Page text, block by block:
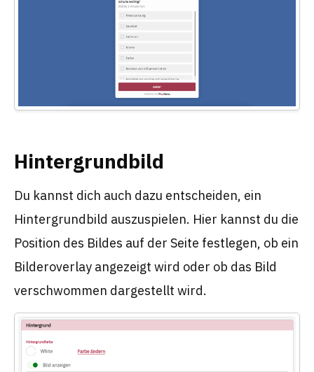
Hintergrundbild
Du kannst dich auch dazu entscheiden, ein
Hintergrundbild auszuspielen. Hier kannst du die
Position des Bildes auf der Seite festlegen, ob ein
Bilderoverlay angezeigt wird oder ob das Bild
verschwommen dargestellt wird.